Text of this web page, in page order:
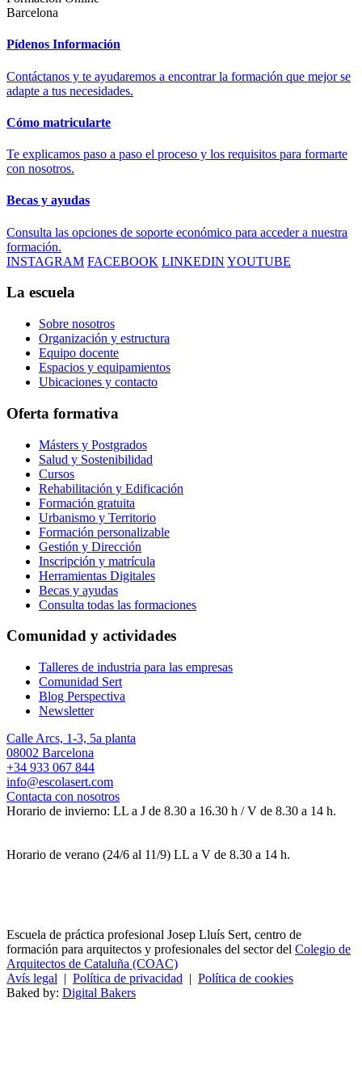
Barcelona
Pídenos Información
Contáctanos y te ayudaremos a encontrar la formación que mejor se
adapte a tus necesidades.
Cómo matricularte
Te explicamos paso a paso el proceso y los requisitos para formarte
con nosotros.
Becas y ayudas
Consulta las opciones de soporte económico para acceder a nuestra
formación.
INSTAGRAM FACEBOOK LINKEDIN YOUTUBE
La escuela
Sobre nosotros
Organización y estructura
Equipo docente
Espacios y equipamientos
Ubicaciones y contacto
Oferta formativa
Másters y Postgrados
Salud y Sostenibilidad
Cursos
Rehabilitación y Edificación
Formación gratuita
Urbanismo y Territorio
Formación personalizable
Gestión y Dirección
Inscripción y matrícula
Herramientas Digitales
Becas y ayudas
Consulta todas las formaciones
Comunidad y actividades
Talleres de industria para las empresas
Comunidad Sert
Blog Perspectiva
Newsletter
Calle Arcs, 1-3, 5a planta
08002 Barcelona
+34 933 067 844
info@escolasert.com
Contacta con nosotros
Horario de invierno: LL a J de 8.30 a 16.30 h / V de 8.30 a 14 h.
Horario de verano (24/6 al 11/9) LL a V de 8.30 a 14 h.
Escuela de práctica profesional Josep Lluís Sert, centro de
formación para arquitectos y profesionales del sector del Colegio de
Arquitectos de Cataluña (COAC)
Avís legal | Política de privacidad | Política de cookies
Baked by: Digital Bakers